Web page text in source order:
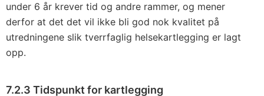
under 6 år krever tid og andre rammer, og mener
derfor at det det vil ikke bli god nok kvalitet på
utredningene slik tverrfaglig helsekartlegging er lagt
opp.
7.2.3 Tidspunkt for kartlegging